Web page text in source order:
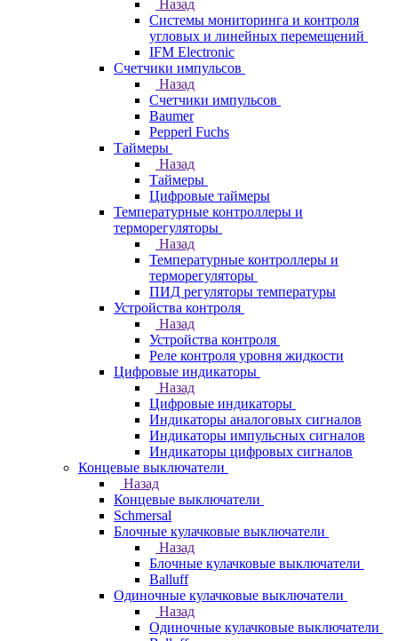
Назад
Системы мониторинга и контроля
угловых и линейных перемещений
IFM Electronic
Счетчики импульсов
Назад
Счетчики импульсов
Baumer
Pepperl Fuchs
Таймеры
Назад
Таймеры
Цифровые таймеры
Температурные контроллеры и
терморегуляторы
Назад
Температурные контроллеры и
терморегуляторы
ПИД регуляторы температуры
Устройства контроля
Назад
Устройства контроля
Реле контроля уровня жидкости
Цифровые индикаторы
Назад
Цифровые индикаторы
Индикаторы аналоговых сигналов
Индикаторы импульсных сигналов
Индикаторы цифровых сигналов
Концевые выключатели
Назад
Концевые выключатели
Schmersal
Блочные кулачковые выключатели
Назад
Блочные кулачковые выключатели
Balluff
Одиночные кулачковые выключатели
Назад
Одиночные кулачковые выключатели